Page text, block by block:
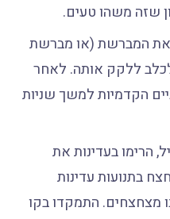
שזה משהו טעים.
המברשת (או מברשת
ללקק אותה. לאחר
הקדמיות למשך שניות
הרימו בעדינות את
בתנועות עדינות
מצחצחים. התמקדו בקו